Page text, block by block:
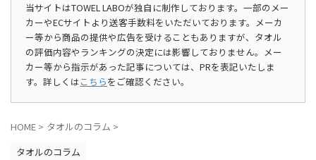
当サイトはTOWEL LABOが独自に制作しております。一部のメー
カーやECサイトより送客手数料をいただいております。メーカ
ー等から商品の提供や広告を受けることもありますが、タオル
の評価内容やランキングの決定には影響しておりません。メー
カー等から指示があった記事については、PRを表記いたしま
す。詳しくはこちらをご確認ください。
HOME > タオルのコラム >
タオルのコラム